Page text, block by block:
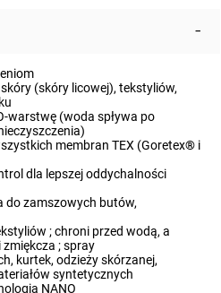
(skóry licowej), tekstyliów,
warstwę (woda spływa po
membran TEX (Goretex® i
dla lepszej oddychalności
do zamszowych butów,
; chroni przed wodą, a
; spray
kurtek, odzieży skórzanej,
syntetycznych
NANO